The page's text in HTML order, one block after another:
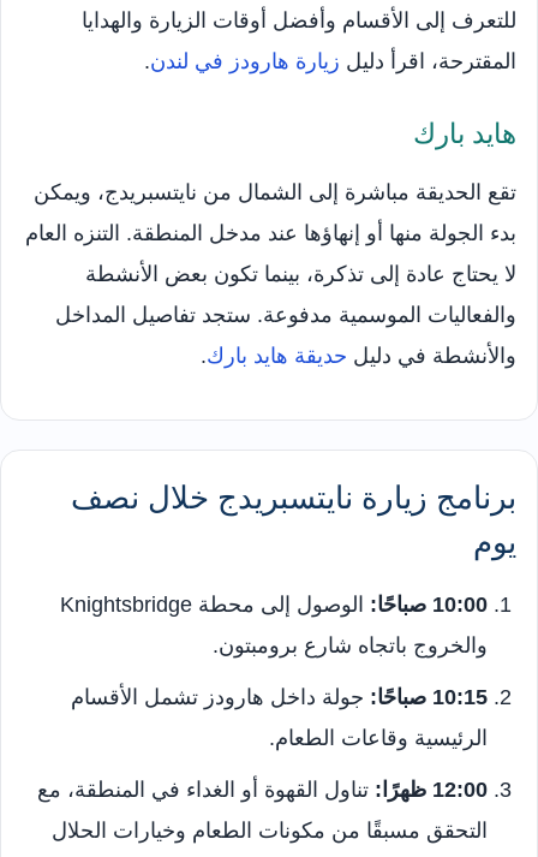
للتعرف إلى الأقسام وأفضل أوقات الزيارة والهدايا
المقترحة، اقرأ دليل زيارة هارودز في لندن.
هايد بارك
تقع الحديقة مباشرة إلى الشمال من نايتسبريدج، ويمكن
بدء الجولة منها أو إنهاؤها عند مدخل المنطقة. التنزه العام
لا يحتاج عادة إلى تذكرة، بينما تكون بعض الأنشطة
والفعاليات الموسمية مدفوعة. ستجد تفاصيل المداخل
والأنشطة في دليل حديقة هايد بارك.
برنامج زيارة نايتسبريدج خلال نصف
يوم
10:00 صباحًا:
الوصول إلى محطة Knightsbridge
والخروج باتجاه شارع برومبتون.
10:15 صباحًا:
جولة داخل هارودز تشمل الأقسام
الرئيسية وقاعات الطعام.
12:00 ظهرًا:
تناول القهوة أو الغداء في المنطقة، مع
التحقق مسبقًا من مكونات الطعام وخيارات الحلال